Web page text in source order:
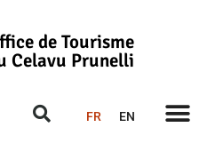
de Tourisme
Celavu Prunelli
FR EN